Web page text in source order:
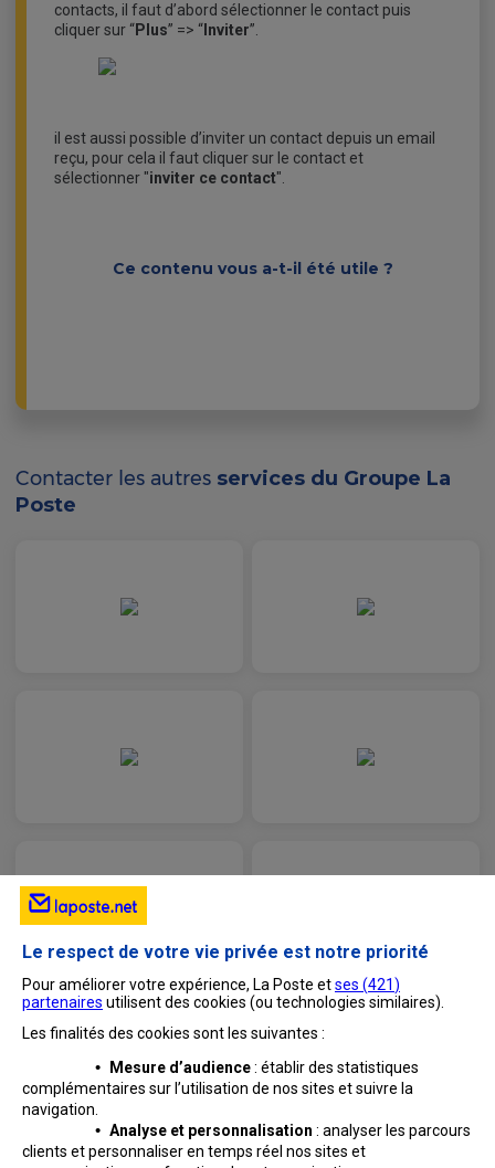
contacts, il faut d’abord sélectionner le contact puis
cliquer sur “Plus” => “ Inviter”.
il est aussi possible d’inviter un contact depuis un email
reçu, pour cela il faut cliquer sur le contact et
sélectionner "inviter ce contact".
Ce contenu vous a-t-il été utile ?
Contacter les autres services du Groupe La
Poste
Le respect de votre vie privée est notre priorité
Pour améliorer votre expérience, La Poste etses (421)
partenaires utilisent des cookies (ou technologies similaires).
Les finalités des cookies sont les suivantes :
•
Mesure d’audience: établir des statistiques
complémentaires sur l’utilisation de nos sites et suivre la
navigation.
•Analyse et personnalisation : analyser les parcours
clients et personnaliser en temps réel nos sites et